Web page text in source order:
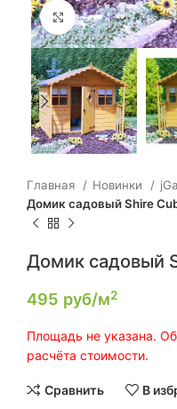
Click to enlarge
Главная Новинки
Домик садовый Shire
Домик садовый
495 руб/м2
Площадь не указана.
расчёта стоимости.
Сравнить В